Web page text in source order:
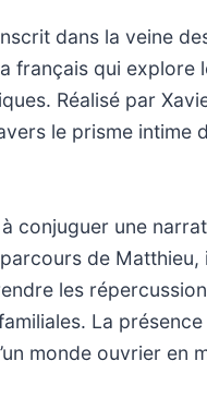
dans la veine
français qui explore
Réalisé par
le prisme intime
conjuguer une
de Matthieu,
les
La
monde ouvrier en